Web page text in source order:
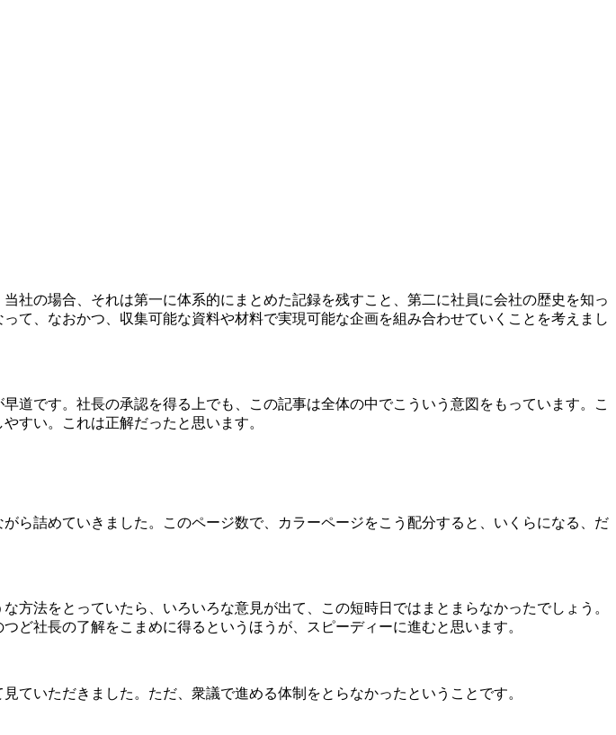
社の場合、それは第一に体系的にまとめた記録を残すこと、第二に社員に会社の歴史を知っ
て、なおかつ、収集可能な資料や材料で実現可能な企画を組み合わせていくことを考えまし
道です。社長の承認を得る上でも、この記事は全体の中でこういう意図をもっています。こ
すい。これは正解だったと思います。
ら詰めていきました。このページ数で、カラーページをこう配分すると、いくらになる、だ
法をとっていたら、いろいろな意見が出て、この短時日ではまとまらなかったでしょう。
ど社長の了解をこまめに得るというほうが、スピーディーに進むと思います。
ていただきました。ただ、衆議で進める体制をとらなかったということです。